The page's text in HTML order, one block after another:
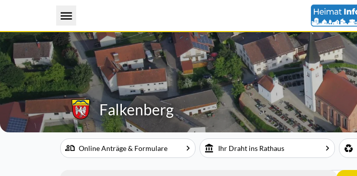
Falkenberg
Online Anträge & Formulare Ihr Draht ins Rathaus